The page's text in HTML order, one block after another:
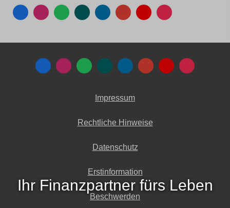
Ihr Finanzpartner fürs Leben
Impressum
Rechtliche Hinweise
Datenschutz
Erstinformation
Beschwerden